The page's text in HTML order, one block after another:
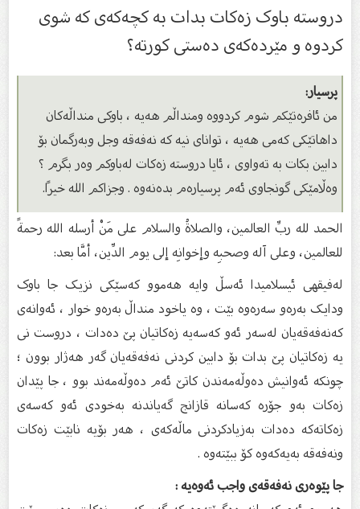
دروستە باوک زەکات بدات بە کچەکەى کە شوی
کردوە و مێردەکەى دەستى کورتە؟
پرسیار:
من ئافرەتێکم شوم کردووە ومنداڵم هەیە ، باوکی منداڵەکان
داهاتێکی کەمی هەیە ، توانای نیە کە نەفەقە وجل وبەرگمان بۆ
دابین بکات بە تەواوى ، ئایا دروستە زەکات لەباوکم وەر بگرم ؟
وەڵامێکی گونجاوی ئەم پرسیارەم بدەنەوە . وجزاكم الله خيرًا.
الحمد لله ربِّ العالمين، والصلاةُ والسلام على مَنْ أرسله الله رحمةً
للعالمين، وعلى آله وصحبِه وإخوانِه إلى يوم الدِّين، أمَّا بعد:
لەفیقهی ئیسلامیدا ئەسڵ وایە هەموو کەسێکی نزیک جا باوک
ودایک بەرەو سەرەوە بێت ، وە یاخود منداڵ بەرەو خوار ، ئەوانەی
کەنەفەقەیان لەسەر ئەو کەسەیە زەکاتیان پێ دەدات ، دروست نی
یە زەکاتیان پێ بدات بۆ دابین کردنی نەفەقەیان گەر هەژار بوون ؛
چونکە ئەوانیش دەوڵەمەندن کاتێ ئەم دەوڵەمەند بوو ، جا پێدان
زەکات بەو جۆرە کەسانە قازانج گەیاندنە بەخودی ئەو کەسەی
زەکاتەکە دەدات بەزیادکردنی ماڵەکەی ، هەر بۆیە نابێت زەکات
ونەفەقە بەیەکەوە کۆ ببێتەوە .
جا پێوەری نەفەقەی واجب ئەوەیە :